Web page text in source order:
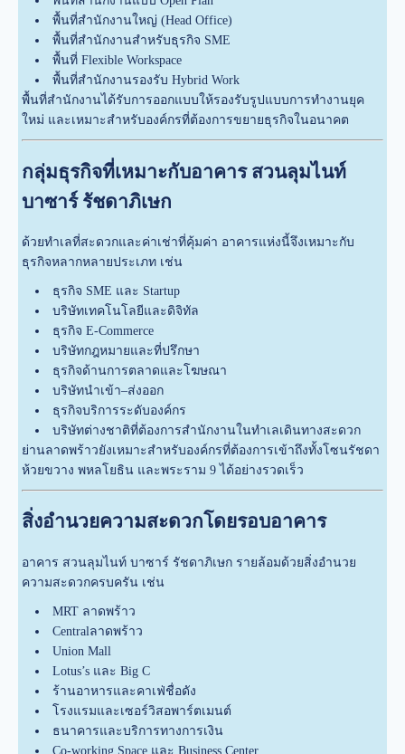
พื้นที่สำนักงานใหญ่ (Head Office)
พื้นที่สำนักงานสำหรับธุรกิจ SME
พื้นที่ Flexible Workspace
พื้นที่สำนักงานรองรับ Hybrid Work
พื้นที่สำนักงานได้รับการออกแบบให้รองรับรูปแบบการทำงานยุค
ใหม่ และเหมาะสำหรับองค์กรที่ต้องการขยายธุรกิจในอนาคต
กลุ่มธุรกิจที่เหมาะกับอาคาร สวนลุมไนท์
บาซาร์ รัชดาภิเษก
ด้วยทำเลที่สะดวกและค่าเช่าที่คุ้มค่า อาคารแห่งนี้จึงเหมาะกับ
ธุรกิจหลากหลายประเภท เช่น
ธุรกิจ SME และ Startup
บริษัทเทคโนโลยีและดิจิทัล
ธุรกิจ E-Commerce
บริษัทกฎหมายและที่ปรึกษา
ธุรกิจด้านการตลาดและโฆษณา
บริษัทนำเข้า–ส่งออก
ธุรกิจบริการระดับองค์กร
บริษัทต่างชาติที่ต้องการสำนักงานในทำเลเดินทางสะดวก
ย่านลาดพร้าวยังเหมาะสำหรับองค์กรที่ต้องการเข้าถึงทั้งโซนรัชดา
ห้วยขวาง พหลโยธิน และพระราม 9 ได้อย่างรวดเร็ว
สิ่งอำนวยความสะดวกโดยรอบอาคาร
อาคาร สวนลุมไนท์ บาซาร์ รัชดาภิเษก รายล้อมด้วยสิ่งอำนวย
ความสะดวกครบครัน เช่น
MRT ลาดพร้าว
Centralลาดพร้าว
Union Mall
Lotus’s และ Big C
ร้านอาหารและคาเฟ่ชื่อดัง
โรงแรมและเซอร์วิสอพาร์ตเมนต์
ธนาคารและบริการทางการเงิน
Co-working Space และ Business Center